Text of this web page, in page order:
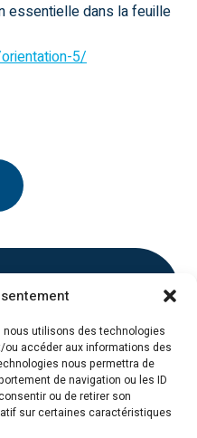
utilisons des technologies
accéder aux informations des
nous permettra de
de navigation ou les ID
ou de retirer son
sur certaines caractéristiques
essentielle dans la feuille
5/